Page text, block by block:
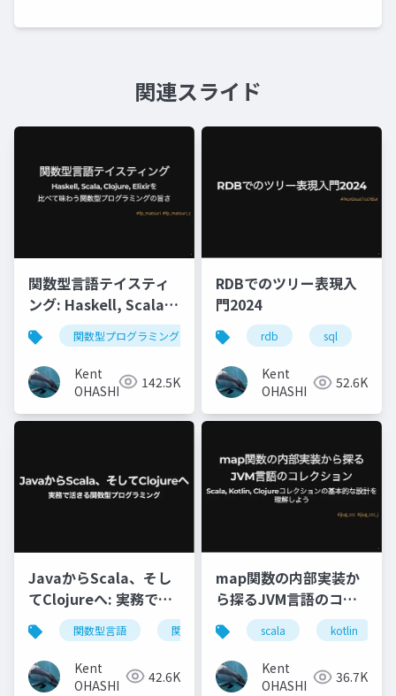
関連スライド
関数型言語テイスティ
ング: Haskell, Scala,
Clojure, Elixirを比べ
て味わう関数型プログ
ラミングの旨さ
関数型プログラミング haskell scala
Kent
OHASHI
142.5K
RDBでのツリー表現入
門2024
rdb sql
Kent
OHASHI
52.6K
JavaからScala、そし
てClojureへ: 実務で活
きる関数型プログラミ
ング
関数型言語 関数型プログラミング java
Kent
OHASHI
42.6K
map関数の内部実装か
ら探るJVM言語のコレ
クション: Scala,
Kotlin, Clojureコレク
ションの基本的な設計
を理解しよう
scala kotlin
Kent
OHASHI
36.7K